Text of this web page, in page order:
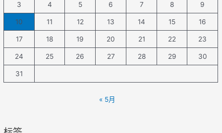
3 4 5 6 7 8 9
10 11 12 13 14 15 16
17 18 19 20 21 22 23
24 25 26 27 28 29 30
31
« 5月